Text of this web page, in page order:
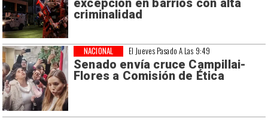
excepción en barrios con alta
criminalidad
El Jueves Pasado A Las 9:49
Senado envía cruce Campillai-
Flores a Comisión de Ética
NACIONAL